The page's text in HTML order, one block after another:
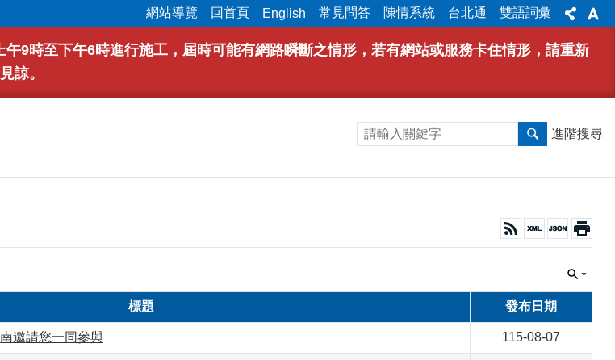
網站導覽 回首頁 English 常見問答 陳情系統 台北通 雙語詞彙
午9時至下午6時進行施工，屆時可能有網路瞬斷之情形，若有網站或服務卡住情形，請重新
諒。
進階搜尋
標題 發布日期
邀請您一同參與 115-08-07